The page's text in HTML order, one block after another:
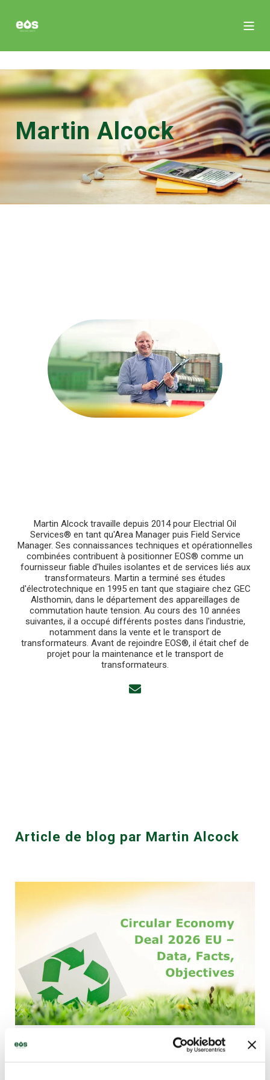
Martin Alcock
Martin Alcock travaille depuis 2014 pour Electrial Oil
Services® en tant qu'Area Manager puis Field Service
Manager. Ses connaissances techniques et opérationnelles
combinées contribuent à positionner EOS® comme un
fournisseur fiable d'huiles isolantes et de services liés aux
transformateurs. Martin a terminé ses études
d'électrotechnique en 1995 en tant que stagiaire chez GEC
Alsthomin, dans le département des appareillages de
commutation haute tension. Au cours des 10 années
suivantes, il a occupé différents postes dans l'industrie,
notamment dans la vente et le transport de
transformateurs. Avant de rejoindre EOS®, il était chef de
projet pour la maintenance et le transport de
transformateurs.
Article de blog par Martin Alcock
MIN LUES